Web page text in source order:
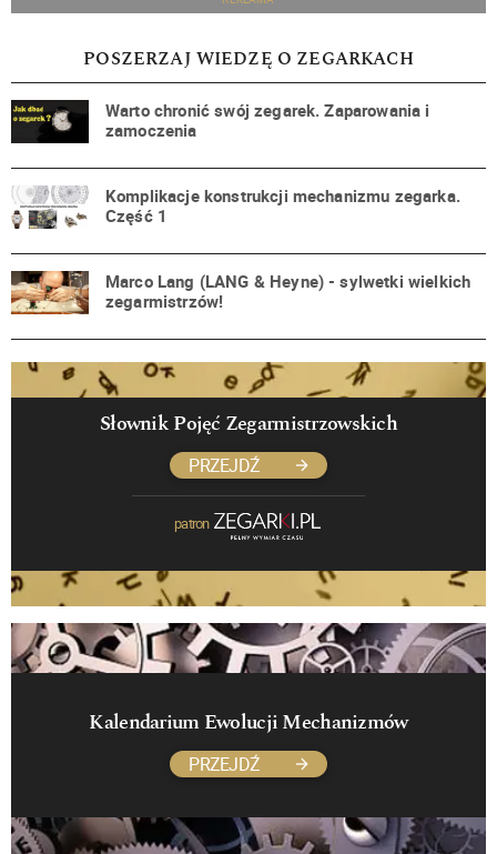
POSZERZAJ WIEDZĘ O ZEGARKACH
Warto chronić swój zegarek. Zaparowania i
zamoczenia
Komplikacje konstrukcji mechanizmu zegarka.
Część 1
Marco Lang (LANG & Heyne) - sylwetki wielkich
zegarmistrzów!
Słownik Pojęć Zegarmistrzowskich
PRZEJDŹ
patron
Kalendarium Ewolucji Mechanizmów
PRZEJDŹ